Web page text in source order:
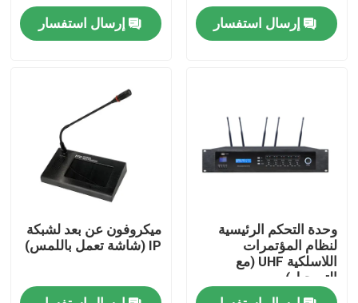
جولة في المعمل
اتصل بنا
حالات
مضخم نظام PA
إرسال استفسار إرسال استفسار
وحدة التحكم الرئيسية
لنظام المؤتمرات
اللاسلكية UHF (مع
التسجيل)
ميكروفون عن بعد لشبكة
IP (شاشة تعمل باللمس)